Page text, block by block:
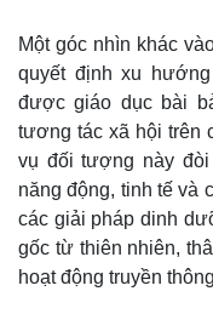
Một góc nhìn khác
quyết định xu
được giáo dục bài
tương tác xã hội trên
vụ đối tượng này
năng động, tinh tế và
các giải pháp dinh
gốc từ thiên nhiên,
hoạt động truyền